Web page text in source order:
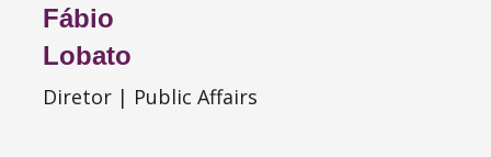
Fábio
Lobato
Diretor | Public Affairs